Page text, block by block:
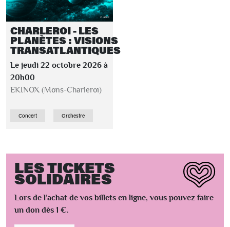
CHARLEROI - LES
PLANÈTES : VISIONS
TRANSATLANTIQUES
Le jeudi 22 octobre 2026 à
20h00
EKINOX (Mons-Charleroi)
Concert Orchestre
LES TICKETS
SOLIDAIRES
Lors de l’achat de vos billets en ligne, vous pouvez faire
un don dès 1 €.